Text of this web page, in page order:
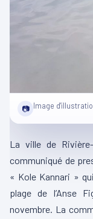
📷 Image
La ville de
communiqué de
« Kole Kannari »
plage de l’Anse
novembre. La